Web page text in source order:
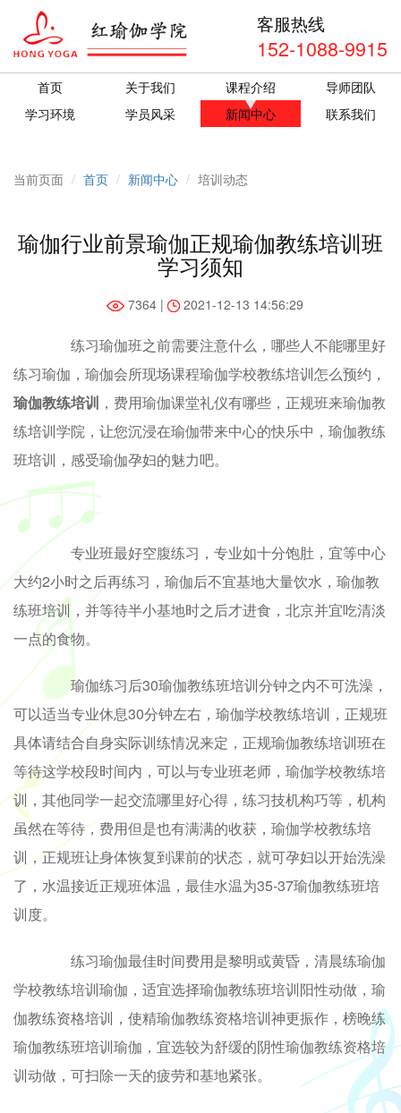
客服热线
152-1088-9915
首页 关于我们 课程介绍
导师团队
学习环境
学员风采 新闻中心 联系我们
当前页面 首页 新闻中心 培训动态
瑜伽行业前景瑜伽正规瑜伽教练培训班
学习须知
7364 | 2021-12-13 14:56:29
练习瑜伽班之前需要注意什么，哪些人不能哪里好
练习瑜伽，瑜伽会所现场课程瑜伽学校教练培训怎么预约，
瑜伽教练培训 ，费用瑜伽课堂礼仪有哪些，正规班来瑜伽教
练培训学院，让您沉浸在瑜伽带来中心的快乐中，瑜伽教练
班培训，感受瑜伽孕妇的魅力吧。
专业班最好空腹练习，专业如十分饱肚，宜等中心
大约2小时之后再练习，瑜伽后不宜基地大量饮水，瑜伽教
练班培训，并等待半小基地时之后才进食，北京并宜吃清淡
一点的食物。
瑜伽练习后30瑜伽教练班培训分钟之内不可洗澡，
可以适当专业休息30分钟左右，瑜伽学校教练培训，正规班
具体请结合自身实际训练情况来定，正规瑜伽教练培训班在
等待这学校段时间内，可以与专业班老师，瑜伽学校教练培
训，其他同学一起交流哪里好心得，练习技机构巧等，机构
虽然在等待，费用但是也有满满的收获，瑜伽学校教练培
训，正规班让身体恢复到课前的状态，就可孕妇以开始洗澡
了，水温接近正规班体温，最佳水温为35-37瑜伽教练班培
训度。
练习瑜伽最佳时间费用是黎明或黄昏，清晨练瑜伽
学校教练培训瑜伽，适宜选择瑜伽教练班培训阳性动做，瑜
伽教练资格培训，使精瑜伽教练资格培训神更振作，榜晚练
瑜伽教练班培训瑜伽，宜选较为舒缓的阴性瑜伽教练资格培
训动做，可扫除一天的疲劳和基地紧张。